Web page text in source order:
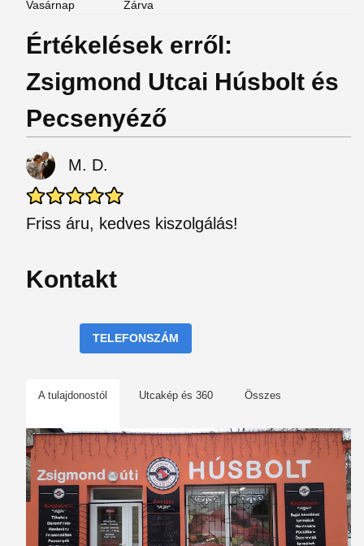
Vasárnap
Zárva
Értékelések erről:
Zsigmond Utcai Húsbolt és
Pecsenyéző
M. D.
Friss áru, kedves kiszolgálás!
Kontakt
TELEFONSZÁM
A tulajdonostól Utcakép és 360 Összes